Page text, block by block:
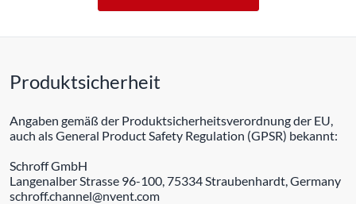
Produktsicherheit
Angaben gemäß der Produktsicherheitsverordnung der EU,
auch als General Product Safety Regulation (GPSR) bekannt:
Schroff GmbH
Langenalber Strasse 96-100, 75334 Straubenhardt, Germany
schroff.channel@nvent.com